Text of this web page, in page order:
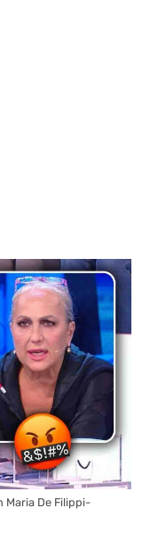
Maria De Filippi-